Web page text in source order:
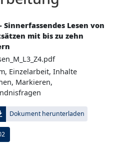
Sinnerfassendes Lesen von
mit bis zu zehn
Einzelarbeit, Inhalte
Markieren,
Dokument herunterladen